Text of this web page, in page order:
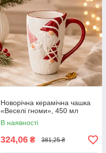
Новорічна керамічна чашка
«Веселі гноми», 450 мл
В наявності
324,06 ₴ 381,25 ₴